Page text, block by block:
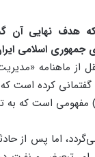
که هدف نهایی
اسلامی
از ماهنامه
گفتمانی کرده است
مفهومی است که